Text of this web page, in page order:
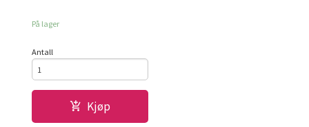
På lager
Antall
Kjøp